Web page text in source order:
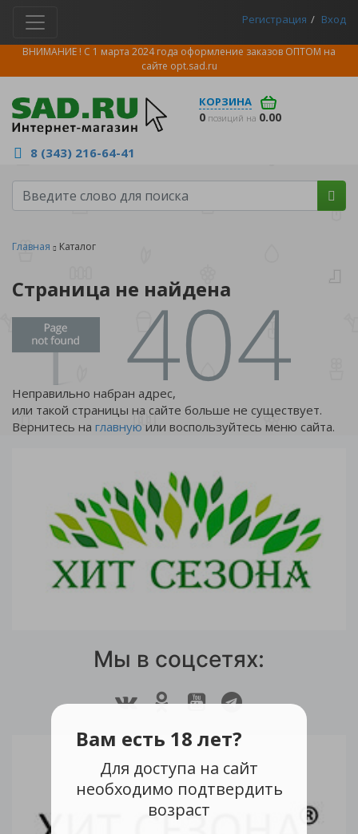
Вам есть 18 лет?
Для доступа на сайт
необходимо подтвердить
возраст
Регистрация Вход
ВНИМАНИЕ ! С 1 марта 2024 года оформление заказов ОПТОМ на
сайте opt.sad.ru
КОРЗИНА
0 позиций на 0.00
8 (343) 216-64-41
Главная Каталог
Страница не найдена
Неправильно набран адрес,
или такой страницы на сайте больше не существует.
Вернитесь на главную или воспользуйтесь меню сайта.
Мы в соцсетях: